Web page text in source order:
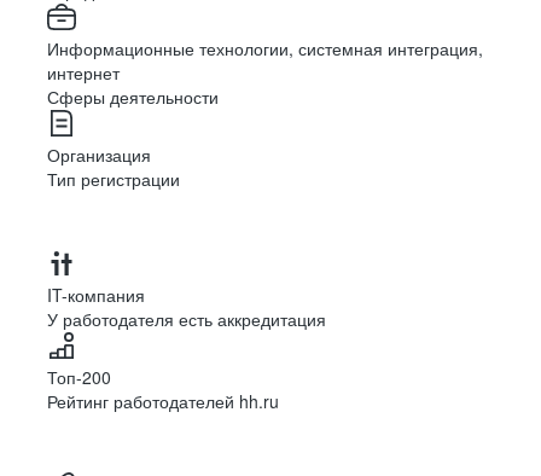
Информационные технологии, системная интеграция,
интернет
Сферы деятельности
Организация
Тип регистрации
IT-компания
У работодателя есть аккредитация
Топ-200
Рейтинг работодателей hh.ru